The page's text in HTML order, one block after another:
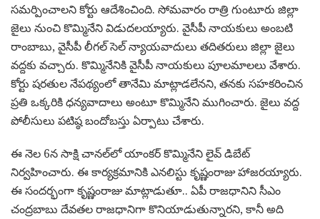
సమర్పించాలని కోర్టు ఆదేశించింది. సోమవారం రాత్రి గుంటూరు జిల్లా
జైలు నుంచి కొమ్మినేని విడుదలయ్యారు. వైసీపీ నాయకులు అంబటి
రాంబాబు, వైసీపీ లీగల్‌ సెల్‌ న్యాయవాదులు తదితరులు జిల్లా జైలు
వద్దకు వచ్చారు. కొమ్మినేనికి వైసీపీ నాయకులు పూలమాలలు వేశారు.
కోర్టు షరతుల నేపథ్యంలో తానేమి మాట్లాడలేనని, తనకు సహకరించిన
ప్రతి ఒక్కరికి ధన్యవాదాలు అంటూ కొమ్మినేని ముగించారు. జైలు వద్ద
పోలీసులు పటిష్ఠ బందోబస్తు ఏర్పాటు చేశారు.
ఈ నెల 6న సాక్షి చానల్‌లో యాంకర్‌ కొమ్మినేని లైవ్‌ డిబేట్‌
నిర్వహించారు. ఈ కార్యక్రమానికి ఎనలిస్టు కృష్ణంరాజు హాజరయ్యారు.
ఈ సందర్భంగా కృష్ణంరాజు మాట్లాడుతూ.. ఏపీ రాజధానిని సీఎం
చంద్రబాబు దేవతల రాజధానిగా కొనియాడుతున్నారని, కానీ అది